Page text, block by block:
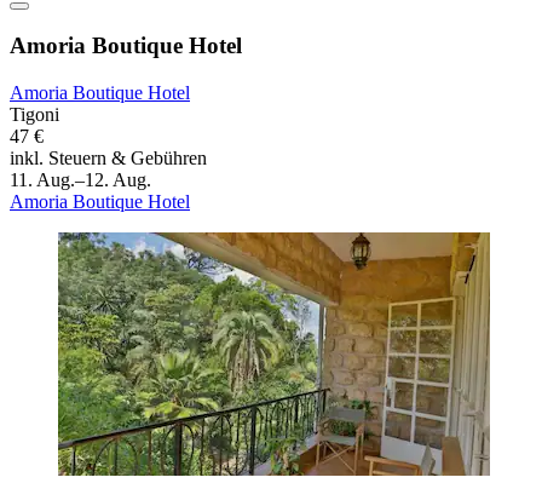
Amoria Boutique Hotel
Amoria Boutique Hotel
Tigoni
47 €
inkl. Steuern & Gebühren
11. Aug.–12. Aug.
Amoria Boutique Hotel